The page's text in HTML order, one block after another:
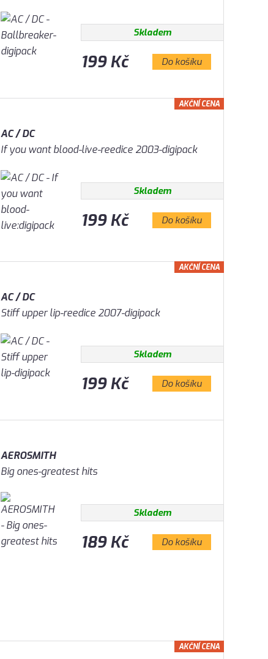
Skladem
199 Kč Do košíku
AC / DC
If you want blood-live-reedice 2003-digipack
Skladem
199 Kč Do košíku
AKČNÍ CENA
AC / DC
Stiff upper lip-reedice 2007-digipack
Skladem
199 Kč Do košíku
AKČNÍ CENA
AEROSMITH
Big ones-greatest hits
Skladem
189 Kč Do košíku
AKČNÍ CENA